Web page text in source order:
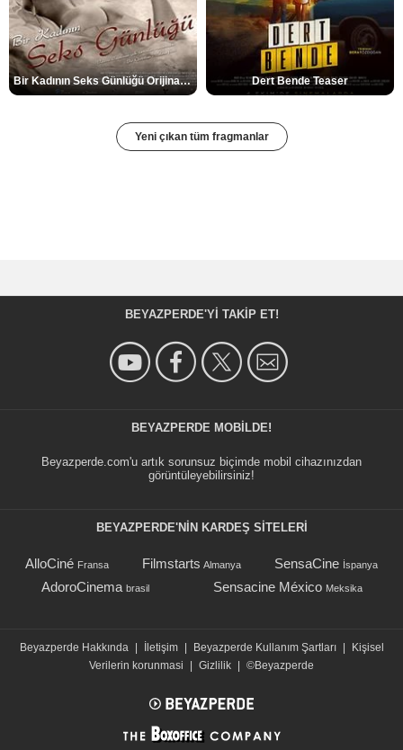
Bir Kadının Seks Günlüğü Orijinal Fragman Dert Bende Teaser
Yeni çıkan tüm fragmanlar
BEYAZPERDE'YI TAKIP ET!
BEYAZPERDE MOBILDE!
Beyazperde.com'u artık sorunsuz biçimde mobil cihazınızdan
görüntüleyebilirsiniz!
BEYAZPERDE'NIN KARDEŞ SİTELERİ
AlloCiné Fransa Filmstarts Almanya SensaCine İspanya
AdoroCinema brasil Sensacine México Meksika
Beyazperde Hakkında İletişim Beyazperde Kullanım Şartları
Kişisel
Verilerin korunmasi
Gizlilik ©Beyazperde